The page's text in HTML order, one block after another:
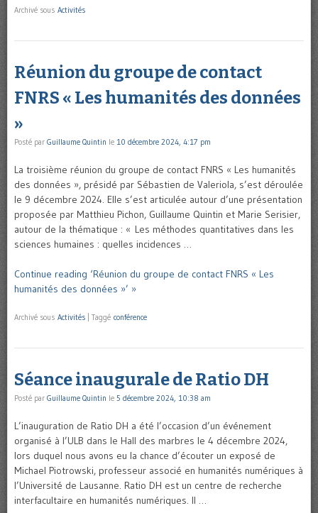
Archivé sous Activités
Réunion du groupe de contact
FNRS « Les humanités des données
»
Posté par Guillaume Quintin le 10 décembre 2024, 4:17 pm
La troisième réunion du groupe de contact FNRS « Les humanités
des données », présidé par Sébastien de Valeriola, s’est déroulée
le 9 décembre 2024. Elle s’est articulée autour d’une présentation
proposée par Matthieu Pichon, Guillaume Quintin et Marie Serisier,
autour de la thématique : « Les méthodes quantitatives dans les
sciences humaines : quelles incidences …
Continue reading ‘Réunion du groupe de contact FNRS « Les
humanités des données »’ »
Archivé sous Activités Taggé conférence
Séance inaugurale de Ratio DH
Posté par Guillaume Quintin le 5 décembre 2024, 10:38 am
L’inauguration de Ratio DH a été l’occasion d’un événement
organisé à l’ULB dans le Hall des marbres le 4 décembre 2024,
lors duquel nous avons eu la chance d’écouter un exposé de
Michael Piotrowski, professeur associé en humanités numériques à
l’Université de Lausanne. Ratio DH est un centre de recherche
interfacultaire en humanités numériques. Il …